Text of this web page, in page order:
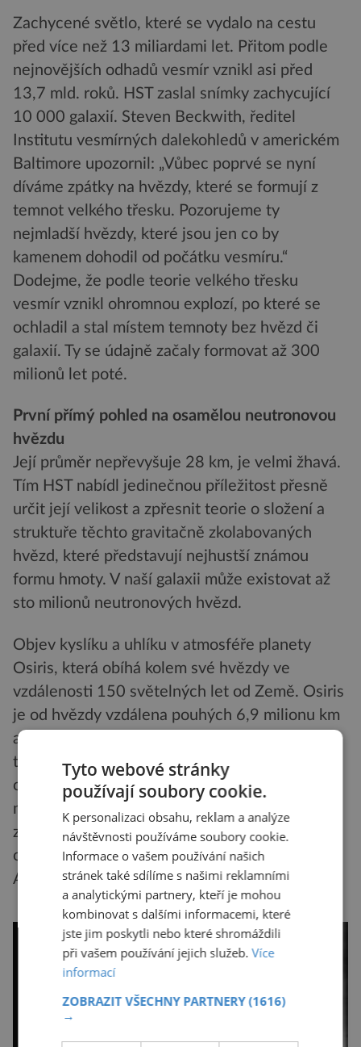
Zachycené světlo, které se vydalo na cestu
před více než 13 miliardami let. Přitom podle
nejnovějších odhadů vesmír vznikl asi před
13,7 mld. roků. HST zaslal snímky zachycující
10 000 galaxií. Steven Beckwith, ředitel
Institutu vesmírných dalekohledů v americkém
Baltimore upozornil: „Vůbec poprvé se nyní
díváme zpátky na hvězdy, které se formují z
temnot velkého třesku. Pozorujeme ty
nejmladší hvězdy, které jsou jen co by
kamenem dohodil od počátku vesmíru.“
Dodejme, že podle teorie velkého třesku
vesmír vznikl ohromnou explozí, po které se
ochladil a stal místem temnoty bez hvězd či
galaxií. Ty se údajně začaly formovat až 300
milionů let poté.
První přímý pohled na osamělou neutronovou
hvězdu
Její průměr nepřevyšuje 28 km, je velmi žhavá.
Tím HST nabídl jedinečnou příležitost přesně
určit její velikost a zpřesnit teorie o složení a
struktuře těchto gravitačně zkolabovaných
hvězd, které představují nejhustší známou
formu hmoty. V naší galaxii může existovat až
sto milionů neutronových hvězd.
Objev kyslíku a uhlíku v atmosféře planety
Osiris, která obíhá kolem své hvězdy ve
vzdálenosti 150 světelných let od Země. Osiris
je od hvězdy vzdálena pouhých 6,9 milionu km
a doba oběhu činí jen čtyři dny. V důsledku
toho žár a erupce způsobují pozvolné
odpařování celé planety. Přitom z atmosféry
mizí desítky tisíc tun hmoty. Tak nakonec žár
zničí ochranný štít atmosféry a celá planeta se
odpaří.
Autor: Milan Koukal
Tyto webové stránky
používají soubory cookie.
K personalizaci obsahu, reklam a analýze
návštěvnosti používáme soubory cookie.
Informace o vašem používání našich
stránek také sdílíme s našimi reklamními
a analytickými partnery, kteří je mohou
kombinovat s dalšími informacemi, které
jste jim poskytli nebo které shromáždili
při vašem používání jejich služeb.Více
informací
ZOBRAZIT VŠECHNY PARTNERY(1616)
→